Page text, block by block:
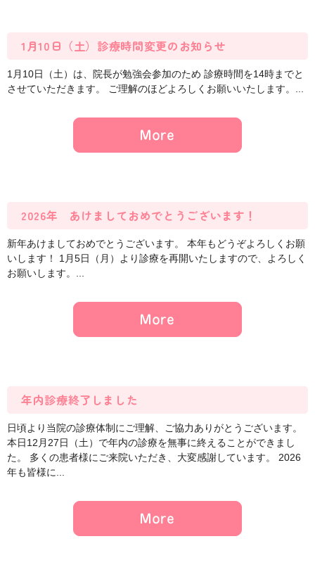
1月10日（土）診療時間変更のお知らせ
1月10日（土）は、院長が勉強会参加のため 診療時間を14時までと
させていただきます。 ご理解のほどよろしくお願いいたします。...
2026年 あけましておめでとうございます！
新年あけましておめでとうございます。 本年もどうぞよろしくお願
いします！ 1月5日（月）より診療を再開いたしますので、よろしく
お願いします。...
年内診療終了しました
日頃より当院の診療体制にご理解、ご協力ありがとうございます。
本日12月27日（土）で年内の診療を無事に終えることができまし
た。 多くの患者様にご来院いただき、大変感謝しています。 2026
年も皆様に...